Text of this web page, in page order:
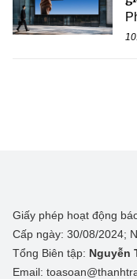
Giấy phép hoạt động
Cấp ngày: 30/08/2024;
Tổng Biên tập: Nguyễn
Email: